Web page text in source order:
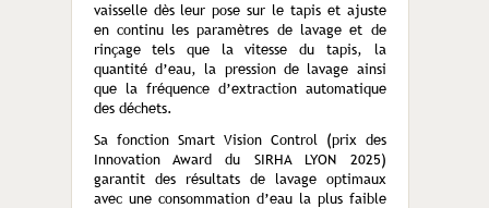
vaisselle dès leur pose sur le tapis et ajuste
en continu les paramètres de lavage et de
rinçage tels que la vitesse du tapis, la
quantité d’eau, la pression de lavage ainsi
que la fréquence d’extraction automatique
des déchets.
Sa fonction Smart Vision Control (prix des
Innovation Award du SIRHA LYON 2025)
garantit des résultats de lavage optimaux
avec une consommation d’eau la plus faible